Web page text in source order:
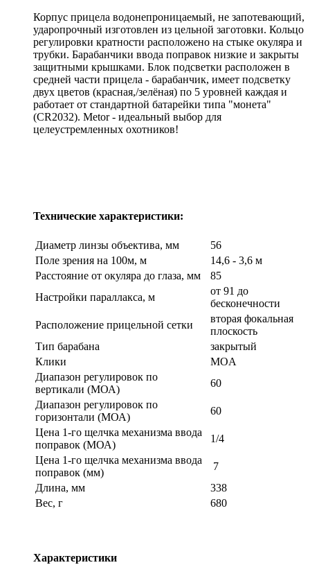
Корпус прицела водонепроницаемый, не запотевающий,
ударопрочный изготовлен из цельной заготовки. Кольцо
регулировки кратности расположено на стыке окуляра и
трубки. Барабанчики ввода поправок низкие и закрыты
защитными крышками. Блок подсветки расположен в
средней части прицела - барабанчик, имеет подсветку
двух цветов (красная,/зелёная) по 5 уровней каждая и
работает от стандартной батарейки типа "монета"
(CR2032). Metor - идеальный выбор для
целеустремленных охотников!
Технические характеристики:
Диаметр линзы объектива, мм
56
Поле зрения на 100м, м
14,6 - 3,6 м
Расстояние от окуляра до глаза, мм
85
Настройки параллакса, м
от 91 до
бесконечности
Расположение прицельной сетки
вторая фокальная
плоскость
Тип барабана
закрытый
Клики
MOA
Диапазон регулировок по
вертикали (МОА)
60
Диапазон регулировок по
горизонтали (МОА)
60
Цена 1-го щелчка механизма ввода
поправок (МОА)
1/4
Цена 1-го щелчка механизма ввода
поправок (мм)
7
Длина, мм
338
Вес, г
680
Характеристики